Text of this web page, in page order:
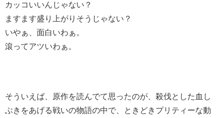
カッコいいんじゃない？
ますます盛り上がりそうじゃない？
いやぁ、面白いわぁ。
滾ってアツいわぁ。
そういえば、原作を読んでて思ったのが、殺伐とした血し
ぶきをあげる戦いの物語の中で、ときどきプリティーな動